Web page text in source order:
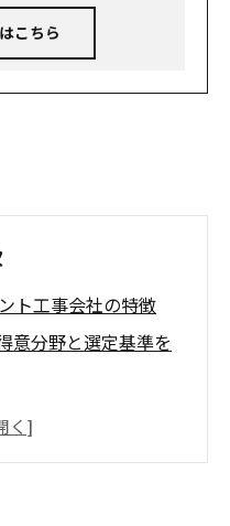
こちら
ト工事会社の特徴
意分野と選定基準を
事会社の強みとは何